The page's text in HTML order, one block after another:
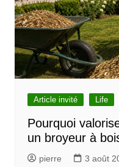
e
Article invité Life
Pourquoi
un broyeur à
pierre 3 août